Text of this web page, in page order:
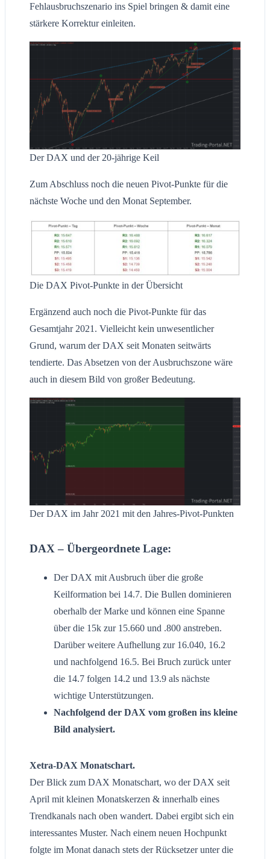
Fehlausbruchszenario ins Spiel bringen & damit eine
stärkere Korrektur einleiten.
Der DAX und der 20-jährige Keil
Zum Abschluss noch die neuen Pivot-Punkte für die
nächste Woche und den Monat September.
Die DAX Pivot-Punkte in der Übersicht
Ergänzend auch noch die Pivot-Punkte für das
Gesamtjahr 2021. Vielleicht kein unwesentlicher
Grund, warum der DAX seit Monaten seitwärts
tendierte. Das Absetzen von der Ausbruchszone wäre
auch in diesem Bild von großer Bedeutung.
Der DAX im Jahr 2021 mit den Jahres-Pivot-Punkten
DAX – Übergeordnete Lage:
Der DAX mit Ausbruch über die große
Keilformation bei 14.7. Die Bullen dominieren
oberhalb der Marke und können eine Spanne
über die 15k zur 15.660 und .800 anstreben.
Darüber weitere Aufhellung zur 16.040, 16.2
und nachfolgend 16.5. Bei Bruch zurück unter
die 14.7 folgen 14.2 und 13.9 als nächste
wichtige Unterstützungen.
Nachfolgend der DAX vom großen ins kleine
Bild analysiert.
Xetra-DAX Monatschart.
Der Blick zum DAX Monatschart, wo der DAX seit
April mit kleinen Monatskerzen & innerhalb eines
Trendkanals nach oben wandert. Dabei ergibt sich ein
interessantes Muster. Nach einem neuen Hochpunkt
folgte im Monat danach stets der Rücksetzer unter die